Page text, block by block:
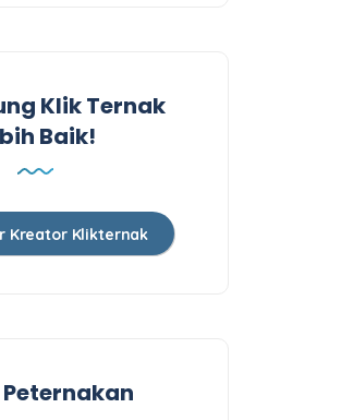
Klik Ternak
Baik!
Kreator Klikternak
Peternakan